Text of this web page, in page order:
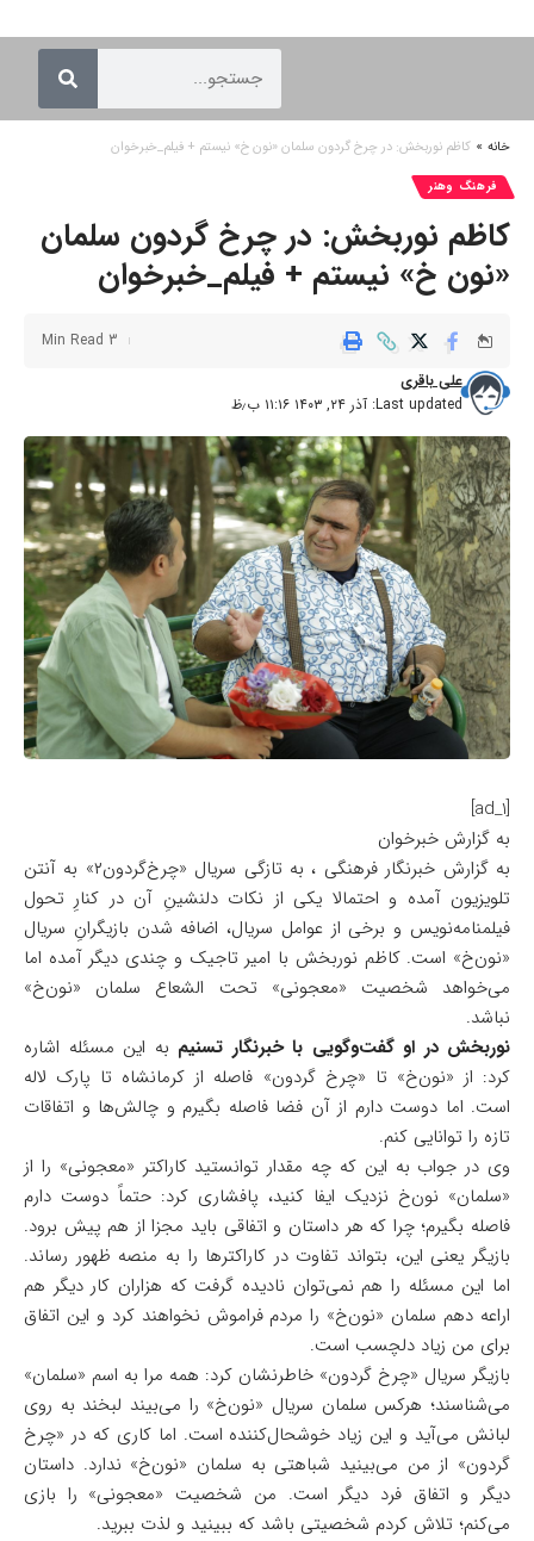
خانه » کاظم نوربخش: در چرخ گردون سلمان «نون خ» نیستم + فیلم_خبرخوان
فرهنگ وهنر
کاظم نوربخش: در چرخ گردون سلمان
«نون خ» نیستم + فیلم_خبرخوان
Last updated: آذر ۲۴, ۱۴۰۳ ۱۱:۱۶ ب٫ظ
علی باقری
3 Min Read
[ad_1]
به گزارش خبرخوان
به گزارش خبرنگار فرهنگی ، به تازگی سریال «چرخ‌گردون۲» به آنتن
تلویزیون آمده و احتمالا یکی از نکات دلنشینِ آن در کنارِ تحول
فیلمنامه‌نویس و برخی از عوامل سریال، اضافه شدن بازیگرانِ سریال
«نون‌خ» است. کاظم نوربخش با امیر تاجیک و چندی دیگر آمده اما
می‌خواهد شخصیت «معجونی» تحت الشعاع سلمان «نون‌خ»
نباشد.
نوربخش در او گفت‌وگویی با خبرنگار تسنیم به این مسئله اشاره
کرد: از «نون‌خ» تا «چرخ گردون» فاصله از کرمانشاه تا پارک لاله
است. اما دوست دارم از آن فضا فاصله بگیرم و چالش‌ها و اتفاقات
تازه را توانایی کنم.
وی در جواب به این که چه مقدار توانستید کاراکتر «معجونی» را از
«سلمان» نون‌خ نزدیک ایفا کنید، پافشاری کرد: حتماً دوست دارم
فاصله بگیرم؛ چرا که هر داستان و اتفاقی باید مجزا از هم پیش برود.
بازیگر یعنی این، بتواند تفاوت در کاراکترها را به منصه ظهور رساند.
اما این مسئله را هم نمی‌توان نادیده گرفت که هزاران کار دیگر هم
اراعه دهم سلمان «نون‌خ» را مردم فراموش نخواهند کرد و این اتفاق
برای من زیاد دلچسب است.
بازیگر سریال «چرخ گردون» خاطرنشان کرد: همه مرا به اسم «سلمان»
می‌شناسند؛ هرکس سلمان سریال «نون‌‌خ» را می‌بیند لبخند به روی
لبانش می‌آید و این زیاد خوشحال‌کننده است. اما کاری که در «چرخ
گردون» از من می‌بینید شباهتی به سلمان «نون‌خ» ندارد. داستان
دیگر و اتفاق فرد دیگر است. من شخصیت «معجونی» را بازی
می‌کنم؛ تلاش کردم شخصیتی باشد که ببینید و لذت ببرید.